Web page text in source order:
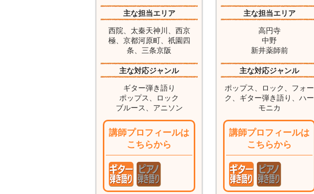
主な担当エリア
西院、太秦天神川、西京
極、京都河原町、祇園四
条、三条京阪
主な対応ジャンル
ギター弾き語り
ポップス、ロック
ブルース、アニソン
講師プロフィールは
こちらから
主な担当エリア
高円寺
中野
新井薬師前
主な対応ジャンル
ポップス、ロック、フォー
ク、ギター弾き語り、ハー
モニカ
講師プロフィールは
こちらから